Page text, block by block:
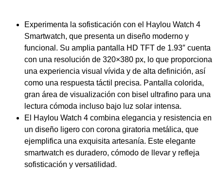
Experimenta la sofisticación con el Haylou Watch 4
Smartwatch, que presenta un diseño moderno y
funcional. Su amplia pantalla HD TFT de 1.93″ cuenta
con una resolución de 320×380 px, lo que proporciona
una experiencia visual vívida y de alta definición, así
como una respuesta táctil precisa. Pantalla colorida,
gran área de visualización con bisel ultrafino para una
lectura cómoda incluso bajo luz solar intensa.
El Haylou Watch 4 combina elegancia y resistencia en
un diseño ligero con corona giratoria metálica, que
ejemplifica una exquisita artesanía. Este elegante
smartwatch es duradero, cómodo de llevar y refleja
sofisticación y versatilidad.